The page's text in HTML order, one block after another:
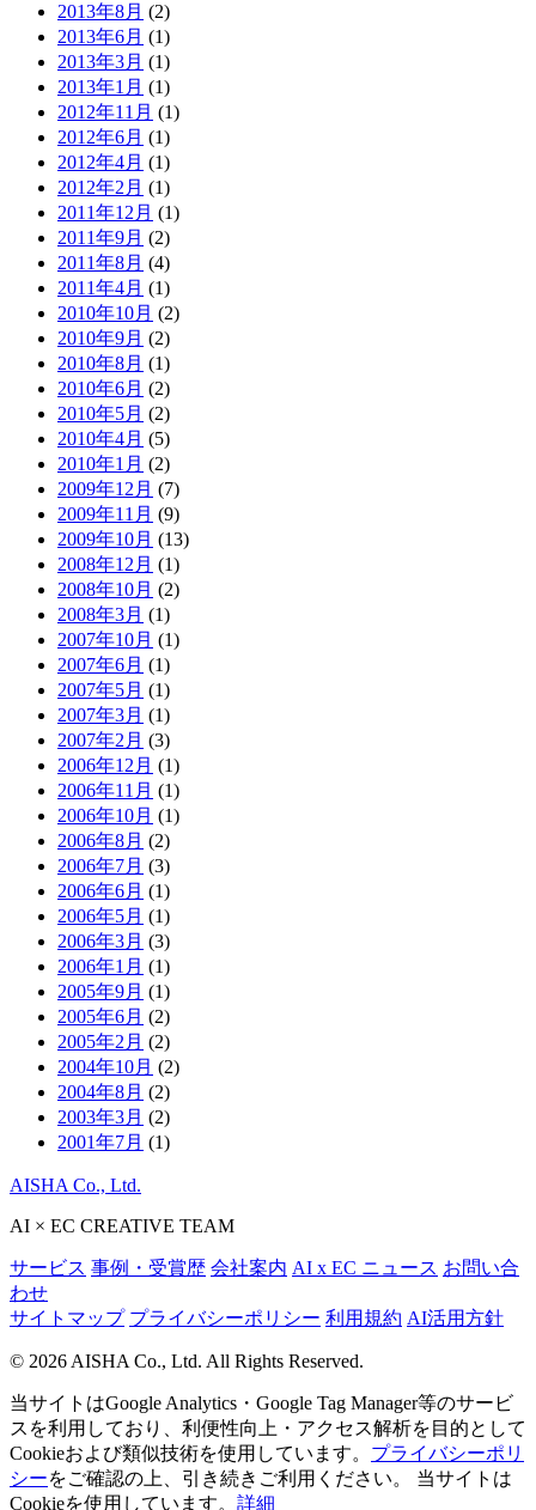
2013年8月 (2)
2013年6月 (1)
2013年3月 (1)
2013年1月 (1)
2012年11月 (1)
2012年6月 (1)
2012年4月 (1)
2012年2月 (1)
2011年12月 (1)
2011年9月 (2)
2011年8月 (4)
2011年4月 (1)
2010年10月 (2)
2010年9月 (2)
2010年8月 (1)
2010年6月 (2)
2010年5月 (2)
2010年4月 (5)
2010年1月 (2)
2009年12月 (7)
2009年11月 (9)
2009年10月 (13)
2008年12月 (1)
2008年10月 (2)
2008年3月 (1)
2007年10月 (1)
2007年6月 (1)
2007年5月 (1)
2007年3月 (1)
2007年2月 (3)
2006年12月 (1)
2006年11月 (1)
2006年10月 (1)
2006年8月 (2)
2006年7月 (3)
2006年6月 (1)
2006年5月 (1)
2006年3月 (3)
2006年1月 (1)
2005年9月 (1)
2005年6月 (2)
2005年2月 (2)
2004年10月 (2)
2004年8月 (2)
2003年3月 (2)
2001年7月 (1)
AISHA Co., Ltd.
AI × EC CREATIVE TEAM
サービス 事例・受賞歴 会社案内 AI x EC ニュース お問い合
わせ
サイトマップ プライバシーポリシー 利用規約 AI活用方針
© 2026 AISHA Co., Ltd. All Rights Reserved.
当サイトはGoogle Analytics・Google Tag Manager等のサービ
スを利用しており、利便性向上・アクセス解析を目的として
Cookieおよび類似技術を使用しています。 プライバシーポリ
シーをご確認の上、引き続きご利用ください。
当サイトは
Cookieを使用しています。 詳細